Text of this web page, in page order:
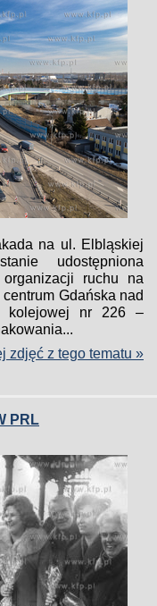
na ul. Elbląskiej
udostępniona
ruchu na
Gdańska nad
kolejowej nr 226 –
zdjęć z tego tematu »
PRL